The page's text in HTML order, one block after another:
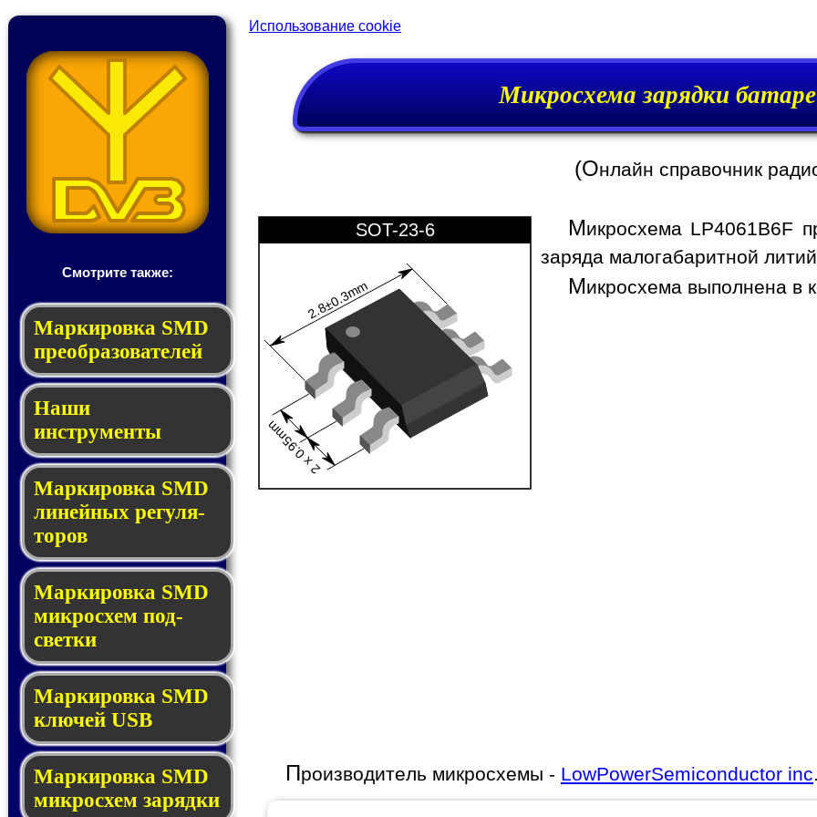
Смотрите также:
Мар­ки­ров­ка SMD
пре­об­ра­зо­ва­те­лей
Наши
инструменты
Маркировка SMD
ли­ней­ных ре­гу­ля­
то­ров
Маркировка SMD
мик­ро­схем под­
свет­ки
Маркировка SMD
клю­чей USB
Маркировка SMD
мик­рос­хем за­ряд­ки
Использование cookie
Микросхема зарядки
(Онлайн справочник
2.8±0.3mm
2 x 0.95mm
SOT-23-6 Микросхема LP4061B6F
заряда малогабаритной
Микросхема выполнена в
Производитель микросхемы - LowPowerSemiconductor inc